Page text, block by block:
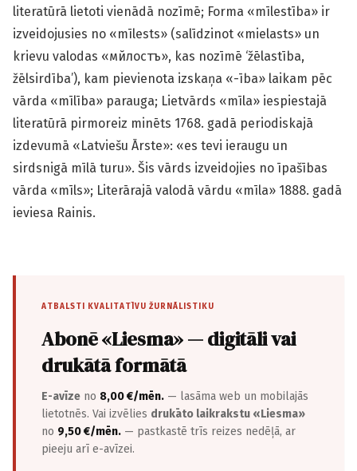
literatūrā lietoti vienādā nozīmē; Forma «mīlestība» ir
izveidojusies no «mīlests» (salīdzinot «mielasts» un
krievu valodas «мйлостъ», kas nozīmē ‘žēlastība,
žēlsirdība’), kam pievienota izskaņa «-ība» laikam pēc
vārda «mīlība» parauga; Lietvārds «mīla» iespiestajā
literatūrā pirmoreiz minēts 1768. gadā periodiskajā
izdevumā «Latviešu Ārste»: «es tevi ieraugu un
sirdsnigā mīlā turu». Šis vārds izveidojies no īpašības
vārda «mīls»; Literārajā valodā vārdu «mīla» 1888. gadā
ieviesa Rainis.
ATBALSTI KVALITATĪVU ŽURNĀLISTIKU
Abonē «Liesma» — digitāli vai
drukātā formātā
E-avīze no 8,00 €/mēn. — lasāma web un mobilajās
lietotnēs. Vai izvēlies drukāto laikrakstu «Liesma»
no 9,50 €/mēn. — pastkastē trīs reizes nedēļā, ar
pieeju arī e-avīzei.